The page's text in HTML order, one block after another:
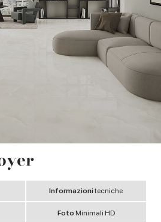
Informazionitecniche
Foto Minimali HD